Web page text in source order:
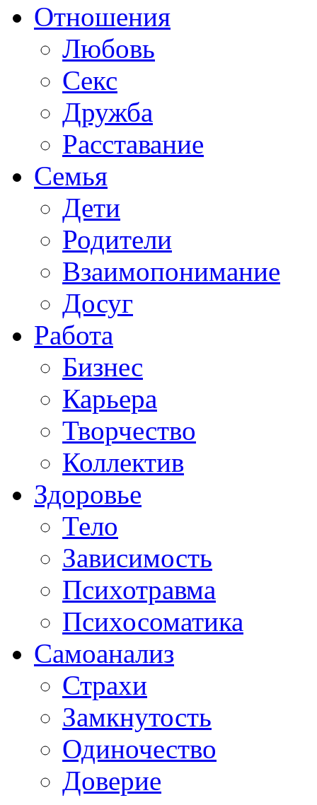
Отношения
Любовь
Секс
Дружба
Расставание
Семья
Дети
Родители
Взаимопонимание
Досуг
Работа
Бизнес
Карьера
Творчество
Коллектив
Здоровье
Тело
Зависимость
Психотравма
Психосоматика
Самоанализ
Страхи
Замкнутость
Одиночество
Доверие